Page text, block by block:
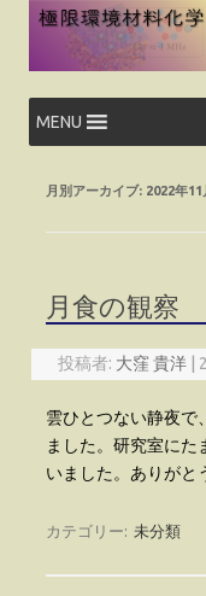
コ
ン
ツ
キ
ッ
MENU
月別アーカイブ: 2022年11
月食の観察
投稿者: 大窪 貴洋
雲ひとつない静夜で
ました。研究室にた
いました。ありがと
カテゴリー: 未分類